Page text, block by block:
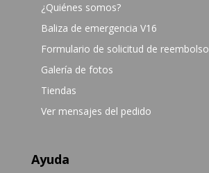
¿Quiénes somos?
Baliza de emergencia V16
Formulario de solicitud de reembolso
Galería de fotos
Tiendas
Ver mensajes del pedido
Ayuda